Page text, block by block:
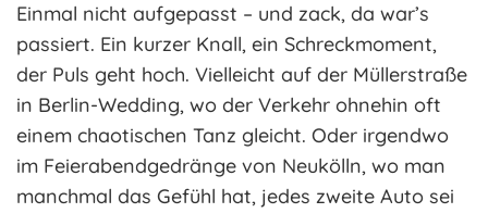
Einmal nicht aufgepasst – und zack, da war’s
passiert. Ein kurzer Knall, ein Schreckmoment,
der Puls geht hoch. Vielleicht auf der Müllerstraße
in Berlin-Wedding, wo der Verkehr ohnehin oft
einem chaotischen Tanz gleicht. Oder irgendwo
im Feierabendgedränge von Neukölln, wo man
manchmal das Gefühl hat, jedes zweite Auto sei